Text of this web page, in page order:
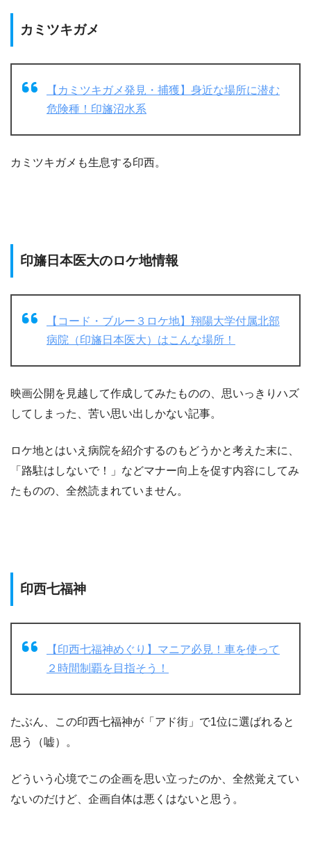
カミツキガメ
【カミツキガメ発見・捕獲】身近な場所に潜む
危険種！印旛沼水系
カミツキガメも生息する印西。
印旛日本医大のロケ地情報
【コード・ブルー３ロケ地】翔陽大学付属北部
病院（印旛日本医大）はこんな場所！
映画公開を見越して作成してみたものの、思いっきりハズ
してしまった、苦い思い出しかない記事。
ロケ地とはいえ病院を紹介するのもどうかと考えた末に、
「路駐はしないで！」などマナー向上を促す内容にしてみ
たものの、全然読まれていません。
印西七福神
【印西七福神めぐり】マニア必見！車を使って
２時間制覇を目指そう！
たぶん、この印西七福神が「アド街」で1位に選ばれると
思う（嘘）。
どういう心境でこの企画を思い立ったのか、全然覚えてい
ないのだけど、企画自体は悪くはないと思う。